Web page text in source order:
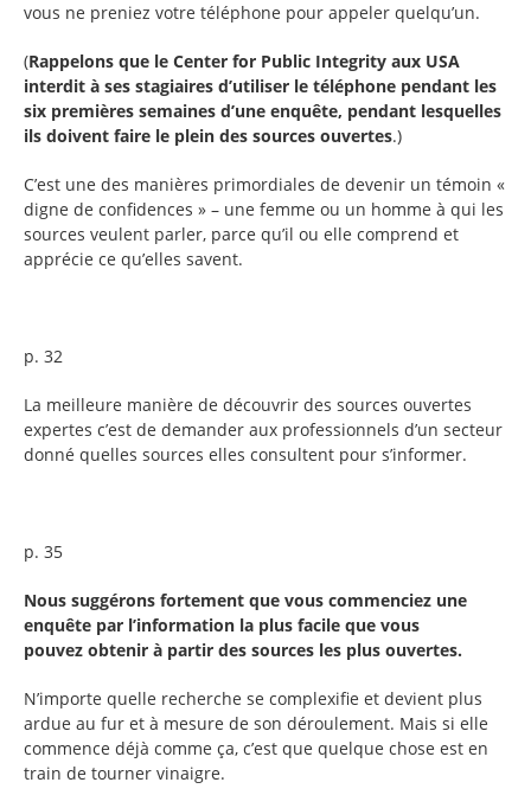
vous ne preniez votre téléphone pour appeler quelqu’un.
(Rappelons que le Center for Public Integrity aux USA
interdit à ses stagiaires d’utiliser le téléphone pendant les
six premières semaines d’une enquête, pendant lesquelles
ils doivent faire le plein des sources ouvertes.)
C’est une des manières primordiales de devenir un témoin «
digne de confidences » – une femme ou un homme à qui les
sources veulent parler, parce qu’il ou elle comprend et
apprécie ce qu’elles savent.
p. 32
La meilleure manière de découvrir des sources ouvertes
expertes c’est de demander aux professionnels d’un secteur
donné quelles sources elles consultent pour s’informer.
p. 35
Nous suggérons fortement que vous commenciez une
enquête par l’information la plus facile que vous
pouvez obtenir à partir des sources les plus ouvertes.
N’importe quelle recherche se complexifie et devient plus
ardue au fur et à mesure de son déroulement. Mais si elle
commence déjà comme ça, c’est que quelque chose est en
train de tourner vinaigre.